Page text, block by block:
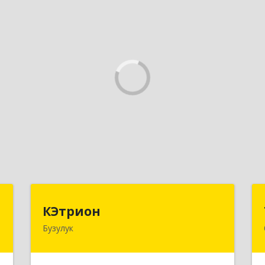
КЭтрион
Бузулук
461040, Оренбургская обл, Бузулук г,